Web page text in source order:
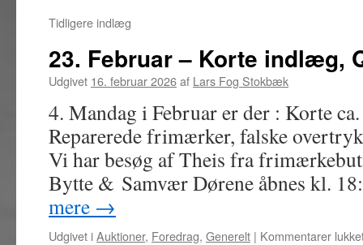
Tidligere indlæg
23. Februar – Korte indlæg,
Udgivet 16. februar 2026af Lars Fog Stokbæk
4. Mandag i Februar er der : Korte
Reparerede frimærker, falske
Vi har besøg af Theis fra
Bytte & Samvær Dørene åbnes kl.
mere →
Udgivet iAuktioner, Foredrag, Generelt | Kommentarer